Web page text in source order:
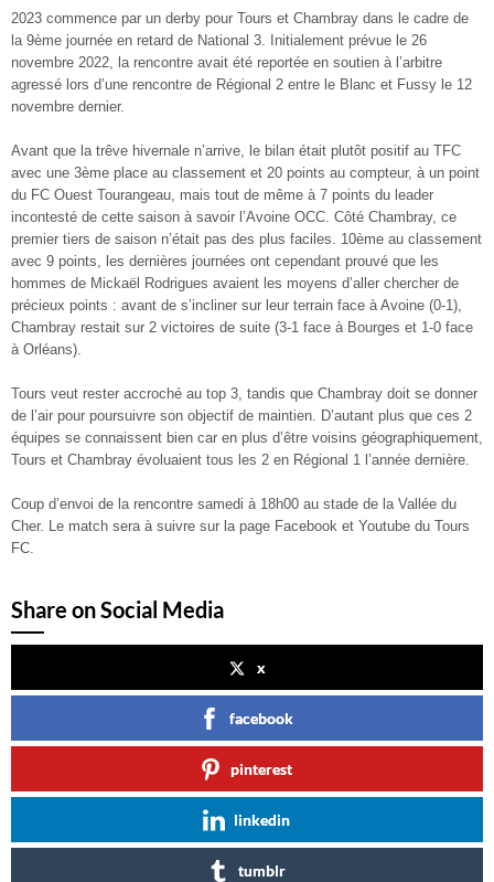
2023 commence par un derby pour Tours et Chambray dans le cadre de
la 9ème journée en retard de National 3. Initialement prévue le 26
novembre 2022, la rencontre avait été reportée en soutien à l’arbitre
agressé lors d’une rencontre de Régional 2 entre le Blanc et Fussy le 12
novembre dernier.
Avant que la trêve hivernale n’arrive, le bilan était plutôt positif au TFC
avec une 3ème place au classement et 20 points au compteur, à un point
du FC Ouest Tourangeau, mais tout de même à 7 points du leader
incontesté de cette saison à savoir l’Avoine OCC. Côté Chambray, ce
premier tiers de saison n’était pas des plus faciles. 10ème au classement
avec 9 points, les dernières journées ont cependant prouvé que les
hommes de Mickaël Rodrigues avaient les moyens d’aller chercher de
précieux points : avant de s’incliner sur leur terrain face à Avoine (0-1),
Chambray restait sur 2 victoires de suite (3-1 face à Bourges et 1-0 face
à Orléans).
Tours veut rester accroché au top 3, tandis que Chambray doit se donner
de l’air pour poursuivre son objectif de maintien. D’autant plus que ces 2
équipes se connaissent bien car en plus d’être voisins géographiquement,
Tours et Chambray évoluaient tous les 2 en Régional 1 l’année dernière.
Coup d’envoi de la rencontre samedi à 18h00 au stade de la Vallée du
Cher. Le match sera à suivre sur la page Facebook et Youtube du Tours
FC.
Share on Social Media
x
facebook
pinterest
linkedin
tumblr